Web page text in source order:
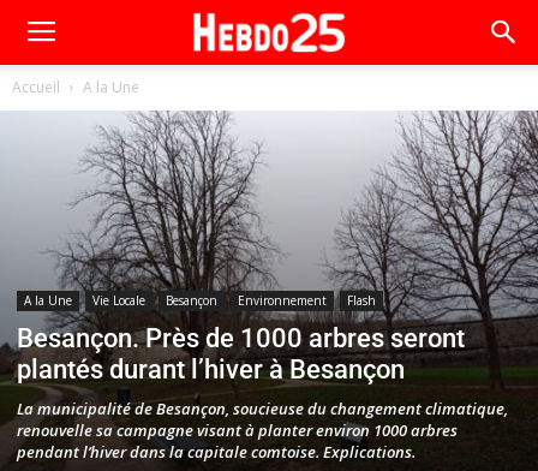
Accueil A la Une
A la Une Vie Locale Besançon Environnement Flash
Besançon. Près de 1000 arbres seront
plantés durant l’hiver à Besançon
La municipalité de Besançon, soucieuse du changement climatique,
renouvelle sa campagne visant à planter environ 1000 arbres
pendant l’hiver dans la capitale comtoise. Explications.